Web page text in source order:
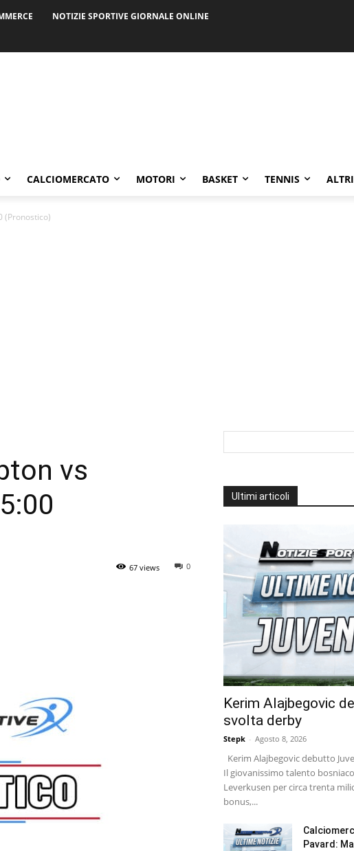
NOTIZIE SPORTIVE GIORNALE ONLINE
CALCIOMERCATO MOTORI BASKET TENNIS
(Pronostico)
vs
0
67 views
Ultimi articoli
Kerim Alajbegovic
svolta derby
Stepk - Agosto 8, 2026
Kerim Alajbegovic debutto
Il giovanissimo talento
Leverkusen per circa trenta
bonus,...
Pavard: